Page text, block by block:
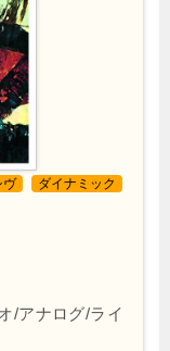
ヴ ダイナミック
/アナログ/ライ